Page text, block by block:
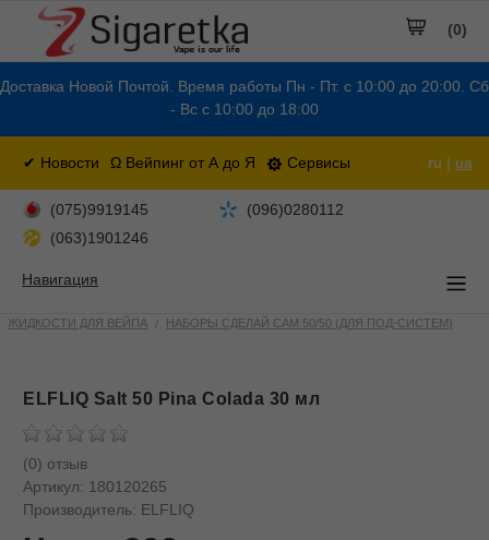
Доставка Новой Почтой. Время работы Пн - Пт. с 10:00 до 20:00. Сб
- Вс с 10:00 до 18:00
✔ Новости Ω Вейпинг от А до Я Сервисы ru | ua
(0)
(075)9919145
(096)0280112
(063)1901246
Навигация
ЖИДКОСТИ ДЛЯ ВЕЙПА НАБОРЫ СДЕЛАЙ САМ 50/50 (ДЛЯ ПОД-СИСТЕМ)
ELFLIQ Salt 50 Pina Colada 30 мл
(0) отзыв
Артикул: 180120265
Производитель: ELFLIQ